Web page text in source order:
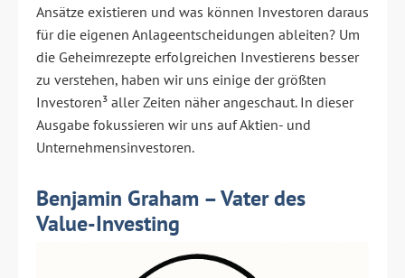
Ansätze existieren und was können Investoren daraus
für die eigenen Anlageentscheidungen ableiten? Um
die Geheimrezepte erfolgreichen Investierens besser
zu verstehen, haben wir uns einige der größten
Investoren³ aller Zeiten näher angeschaut. In dieser
Ausgabe fokussieren wir uns auf Aktien- und
Unternehmensinvestoren.
Benjamin Graham – Vater des
Value-Investing